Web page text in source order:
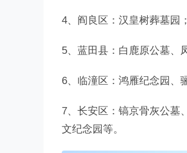
4、阎良区：汉皇树葬墓园；
5、蓝田县：白鹿原公墓、
6、临潼区：鸿雁纪念园、
7、长安区：镐京骨灰公墓
文纪念园等。